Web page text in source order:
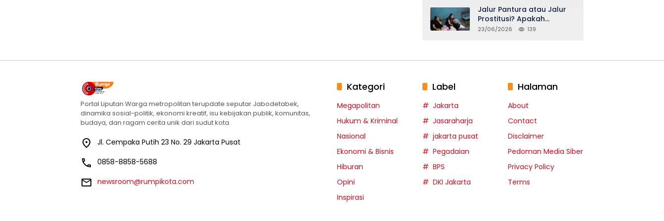
Jalur Pantura atau Jalur
Prostitusi? Apakah
Seidentik itu?
23/06/2026 139
Portal Liputan Warga metropolitan terupdate seputar Jabodetabek,
dinamika sosial-politik, ekonomi kreatif, isu kebijakan publik, komunitas,
budaya, dan ragam cerita unik dari sudut kota.
Jl. Cempaka Putih 23 No. 29 Jakarta Pusat
0858-8858-5688
newsroom@rumpikota.com
Kategori
Megapolitan
Hukum & Kriminal
Nasional
Ekonomi & Bisnis
Hiburan
Opini
Inspirasi
Label
Jakarta
Jasaraharja
jakarta pusat
Pegadaian
BPS
DKI Jakarta
Halaman
About
Contact
Disclaimer
Pedoman Media Siber
Privacy Policy
Terms